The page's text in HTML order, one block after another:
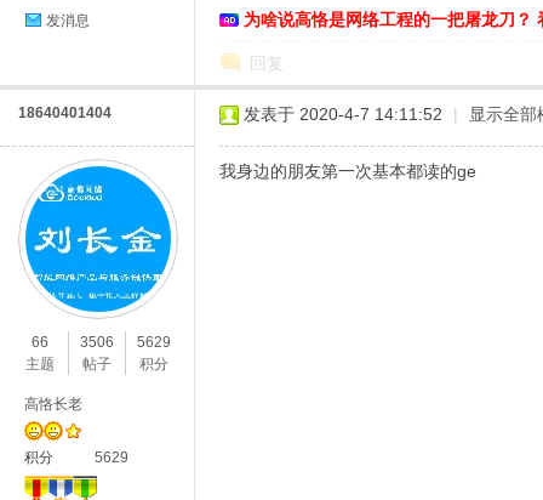
发消息 为啥说高恪是网络工程的一把屠龙刀？
回复
18640401404
66
主题
3506
帖子
5629
积分
高恪长老
积分 5629
发表于 2020-4-7 14:11:52 | 显示全部
我身边的朋友第一次基本都读的ge